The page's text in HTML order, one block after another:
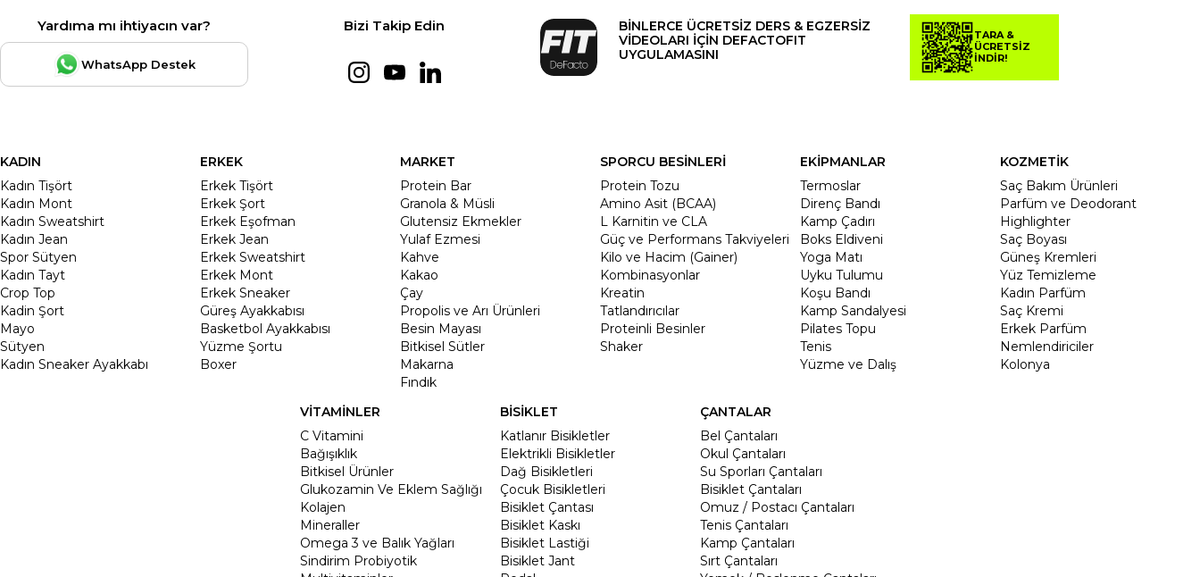
Yardıma mı ihtiyacın var?
WhatsApp Destek
Bizi Takip Edin
BİNLERCE ÜCRETSİZ DERS & EGZERSİZ
VİDEOLARI İÇİN DEFACTOFIT
UYGULAMASINI
TARA &
ÜCRETSİZ
İNDİR!
KADIN
Kadın Tişört
Kadın Mont
Kadın Sweatshirt
Kadın Jean
Spor Sütyen
Kadın Tayt
Crop Top
Kadin Şort
Mayo
Sütyen
Kadın Sneaker Ayakkabı
ERKEK
Erkek Tişört
Erkek Şort
Erkek Eşofman
Erkek Jean
Erkek Sweatshirt
Erkek Mont
Erkek Sneaker
Güreş Ayakkabısı
Basketbol Ayakkabısı
Yüzme Şortu
Boxer
MARKET
Protein Bar
Granola & Müsli
Glutensiz Ekmekler
Yulaf Ezmesi
Kahve
Kakao
Çay
Propolis ve Arı Ürünleri
Besin Mayası
Bitkisel Sütler
Makarna
Fındık
SPORCU BESİNLERİ
Protein Tozu
Amino Asit (BCAA)
L Karnitin ve CLA
Güç ve Performans Takviyeleri
Kilo ve Hacim (Gainer)
Kombinasyonlar
Kreatin
Tatlandırıcılar
Proteinli Besinler
Shaker
EKİPMANLAR
Termoslar
Direnç Bandı
Kamp Çadırı
Boks Eldiveni
Yoga Matı
Uyku Tulumu
Koşu Bandı
Kamp Sandalyesi
Pilates Topu
Tenis
Yüzme ve Dalış
KOZMETİK
Saç Bakım Ürünleri
Parfüm ve Deodorant
Highlighter
Saç Boyası
Güneş Kremleri
Yüz Temizleme
Kadın Parfüm
Saç Kremi
Erkek Parfüm
Nemlendiriciler
Kolonya
VİTAMİNLER
C Vitamini
Bağışıklık
Bitkisel Ürünler
Glukozamin Ve Eklem Sağlığı
Kolajen
Mineraller
Omega 3 ve Balık Yağları
Sindirim Probiyotik
BİSİKLET
Katlanır Bisikletler
Elektrikli Bisikletler
Dağ Bisikletleri
Çocuk Bisikletleri
Bisiklet Çantası
Bisiklet Kaskı
Bisiklet Lastiği
Bisiklet Jant
ÇANTALAR
Bel Çantaları
Okul Çantaları
Su Sporları Çantaları
Bisiklet Çantaları
Omuz / Postacı Çantaları
Tenis Çantaları
Kamp Çantaları
Sırt Çantaları